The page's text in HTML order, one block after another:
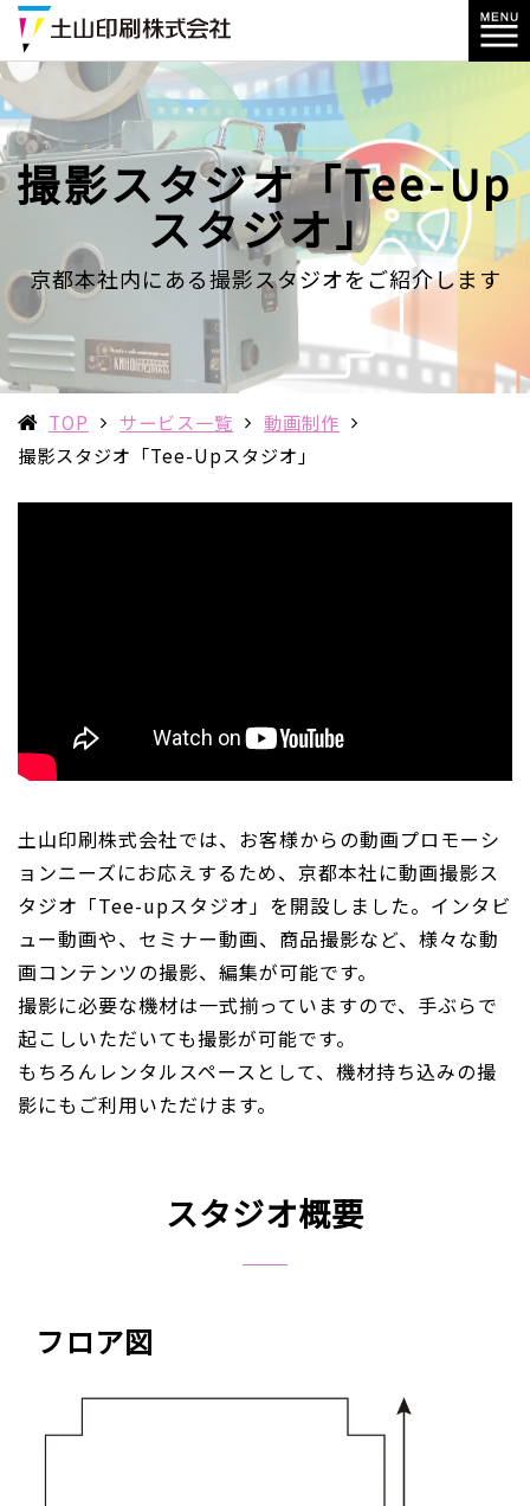
撮影スタジオ「Tee-Up
スタジオ」
京都本社内にある撮影スタジオをご紹介します
TOP サービス一覧
動画制作
撮影スタジオ「Tee-Upスタジオ」
土山印刷株式会社では、お客様からの動画プロモーシ
ョンニーズにお応えするため、京都本社に動画撮影ス
タジオ「Tee-upスタジオ」を開設しました。インタビ
ュー動画や、セミナー動画、商品撮影など、様々な動
画コンテンツの撮影、編集が可能です。
撮影に必要な機材は一式揃っていますので、手ぶらで
起こしいただいても撮影が可能です。
もちろんレンタルスペースとして、機材持ち込みの撮
影にもご利用いただけます。
スタジオ概要
フロア図